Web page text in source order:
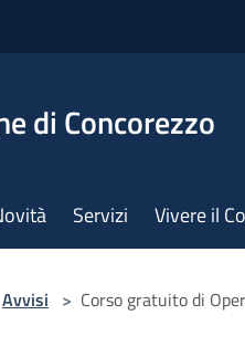
di Concorezzo
Servizi Vivere il
Avvisi > Corso gratuito di